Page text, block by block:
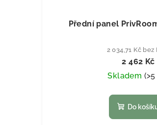
Přední panel
2 034,71 Kč bez
2 462 Kč
Skladem (
Do